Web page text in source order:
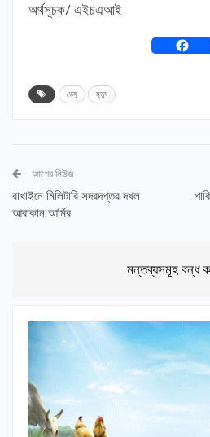
অর্থসূচক/ এইচএআই
ডেঙ্গু মৃত্যু
আগের নিউজ
রাখাইনে মিলিটারি সদরদপ্তর দখল
আরাকান আর্মির
মন্তব্যসমূহ বন্ধ